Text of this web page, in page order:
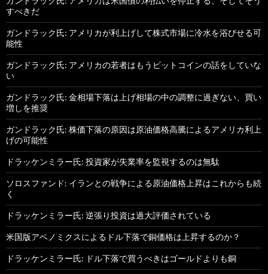
すべきだ
ガンドラック氏: アメリカが利上げして株式市場に冷水を浴びせる可
能性
ガンドラック氏: アメリカの若者はもうビットコインの話をしていな
い
ガンドラック氏: 金相場下落は上げ相場の中の調整に過ぎない、買い
増しを推奨
ガンドラック氏: 株価下落の原因は原油価格高騰によるアメリカ利上
げの可能性
ドラッケンミラー氏: 投資家が失業率を監視するのは無駄
ソロスファンド: イランとの戦争による原油価格上昇はこれからも続
く
ドラッケンミラー氏: 逆張り投資は過大評価されている
米国版アベノミクスによるドル下落で銅価格は上昇するのか？
ドラッケンミラー氏: ドル下落で買うべきはゴールドよりも銅